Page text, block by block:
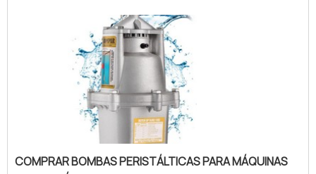
utilizado para aplicações industriais das mais
diversas.Bombas dosadora.
COMPRAR BOMBAS PERISTÁLTICAS PARA MÁQUINAS